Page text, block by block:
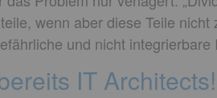
wenn aber diese Teile
und nicht
IT Architects!